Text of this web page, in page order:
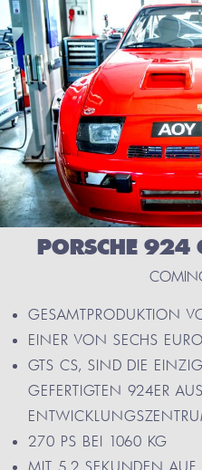
PORSCHE 924
GESAMTPRODUKTION
EINER VON SECHS
GTS CS, SIND DIE
GEFERTIGTEN 924ER
270 PS BEI 1060 KG
MIT 5,2 SEKUNDEN